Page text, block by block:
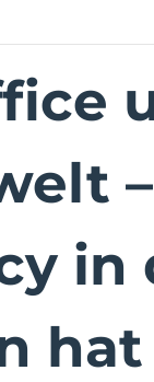
in
hat